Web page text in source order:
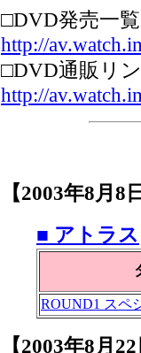
□DVD発売一覧
http://
□DVD通販リン
http://
【2003年8月8
■ アトラス
ROUND1 スペ
【2003年8月22